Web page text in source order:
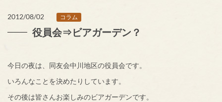
2012/08/02 コラム
役員会⇒ビアガーデン？
今日の夜は、同友会中川地区の役員会です。
いろんなことを決めたりしています。
その後は皆さんお楽しみのビアガーデンです。